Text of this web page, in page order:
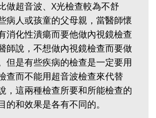
做超音波、X光檢查較為不舒
病人或孩童的父母親，當醫師懷
消化性潰瘍而要他做內視鏡檢查
師說，不想做內視鏡檢查而要做
但是有些疾病的檢查是一定要用
查而不能用超音波檢查來代替
，這兩種檢查所要和所能檢查的
的和效果是各有不同的。